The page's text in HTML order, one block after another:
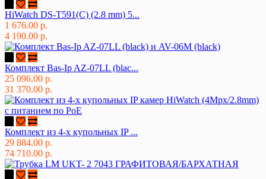
HiWatch DS-T591(C) (2.8 mm) 5...
1 676.00 р.
4 190.00 р.
Комплект Bas-Ip AZ-07LL (blac...
25 096.00 р.
31 370.00 р.
Комплект из 4-х купольных IP ...
29 884.00 р.
74 710.00 р.